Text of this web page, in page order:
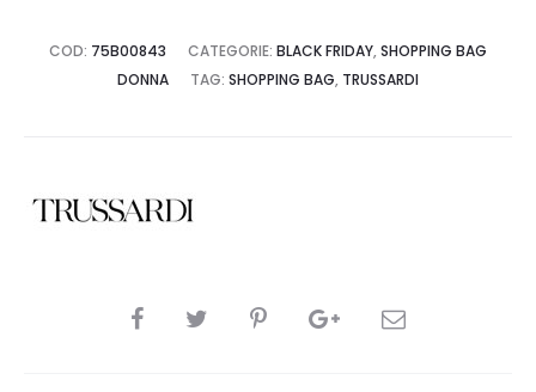
COD: 75B00843 CATEGORIE: BLACK FRIDAY, SHOPPING BAG
DONNA
TAG: SHOPPING BAG, TRUSSARDI
CONDIVIDI